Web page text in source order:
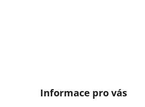
Informace pro vás